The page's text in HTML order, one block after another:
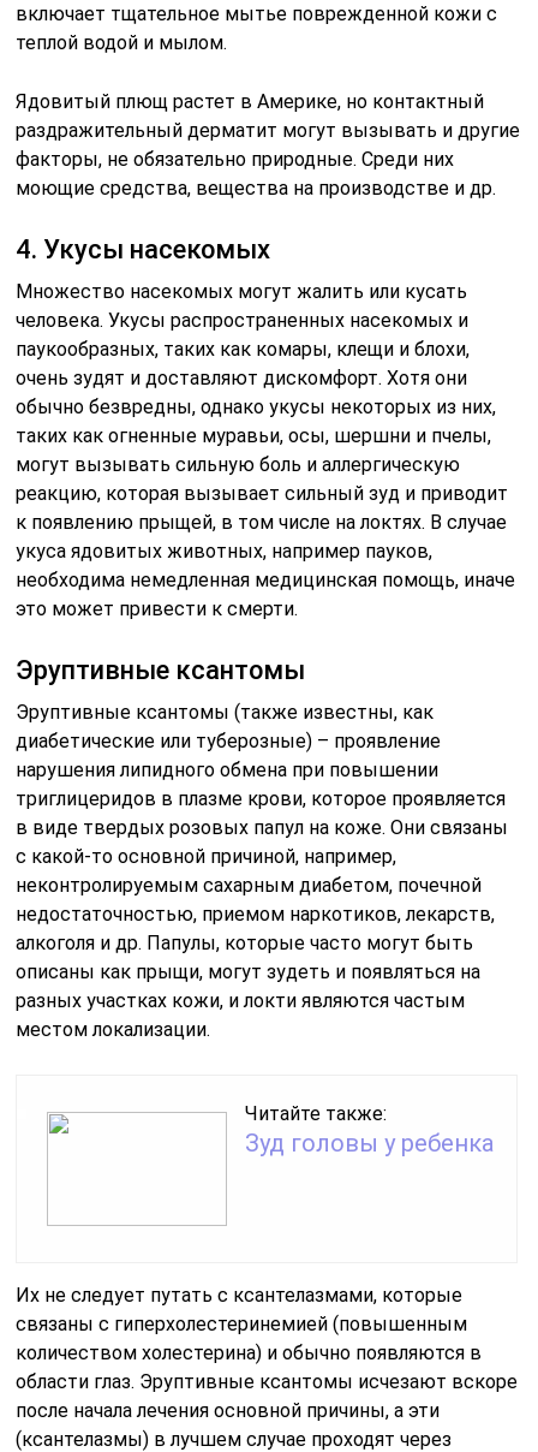
включает тщательное мытье поврежденной кожи с
теплой водой и мылом.
Ядовитый плющ растет в Америке, но контактный
раздражительный дерматит могут вызывать и другие
факторы, не обязательно природные. Среди них
моющие средства, вещества на производстве и др.
4. Укусы насекомых
Множество насекомых могут жалить или кусать
человека. Укусы распространенных насекомых и
паукообразных, таких как комары, клещи и блохи,
очень зудят и доставляют дискомфорт. Хотя они
обычно безвредны, однако укусы некоторых из них,
таких как огненные муравьи, осы, шершни и пчелы,
могут вызывать сильную боль и аллергическую
реакцию, которая вызывает сильный зуд и приводит
к появлению прыщей, в том числе на локтях. В случае
укуса ядовитых животных, например пауков,
необходима немедленная медицинская помощь, иначе
это может привести к смерти.
Эруптивные ксантомы
Эруптивные ксантомы (также известны, как
диабетические или туберозные) – проявление
нарушения липидного обмена при повышении
триглицеридов в плазме крови, которое проявляется
в виде твердых розовых папул на коже. Они связаны
с какой-то основной причиной, например,
неконтролируемым сахарным диабетом, почечной
недостаточностью, приемом наркотиков, лекарств,
алкоголя и др. Папулы, которые часто могут быть
описаны как прыщи, могут зудеть и появляться на
разных участках кожи, и локти являются частым
местом локализации.
Читайте также:
Зуд головы у ребенка
Их не следует путать с ксантелазмами, которые
связаны с гиперхолестеринемией (повышенным
количеством холестерина) и обычно появляются в
области глаз. Эруптивные ксантомы исчезают вскоре
после начала лечения основной причины, а эти
(ксантелазмы) в лучшем случае проходят через